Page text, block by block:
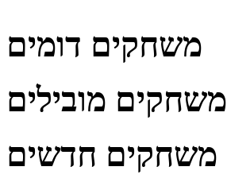
משחקים דומים
משחקים מובילים
משחקים חדשים